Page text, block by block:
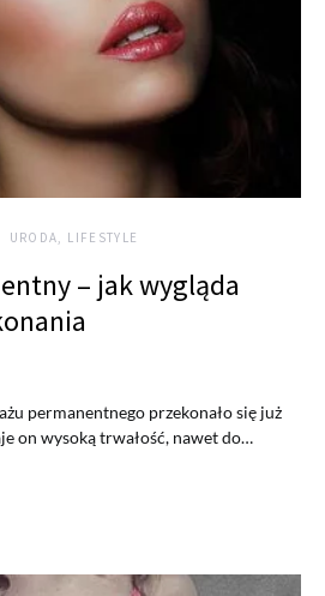
URODA, LIFESTYLE
– jak wygląda
permanentnego przekonało się już
on wysoką trwałość, nawet do…